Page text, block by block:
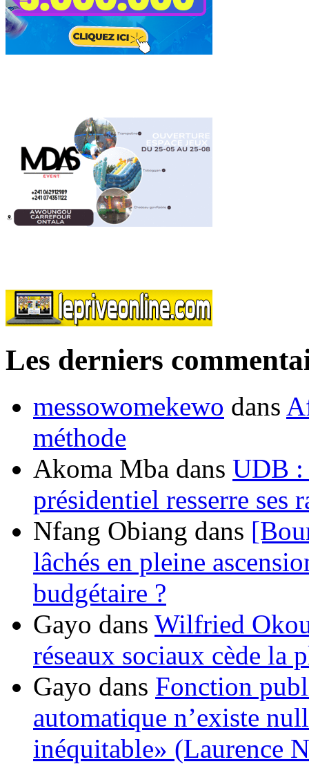
Les derniers
messowomekewo dans
méthode
Akoma Mba dans UDB :
présidentiel resserre ses
Nfang Obiang dans
lâchés en pleine
budgétaire ?
Gayo dans Wilfried
réseaux sociaux cède la
Gayo dans Fonction
automatique n’existe
inéquitable» (Laurence